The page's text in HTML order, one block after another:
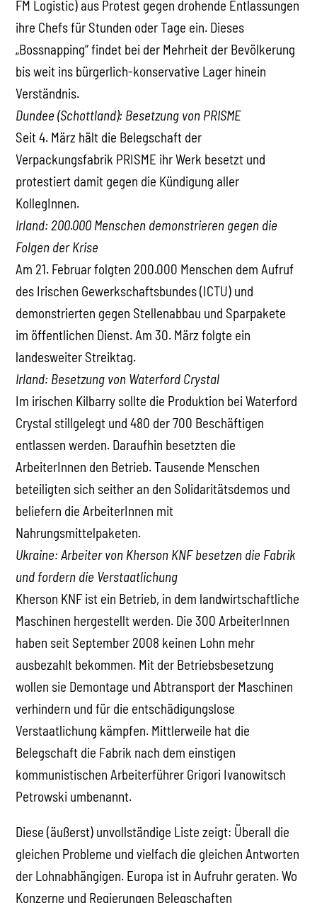
FM Logistic) aus Protest gegen drohende Entlassungen
ihre Chefs für Stunden oder Tage ein. Dieses
„Bossnapping“ findet bei der Mehrheit der Bevölkerung
bis weit ins bürgerlich-konservative Lager hinein
Verständnis.
Dundee (Schottland): Besetzung von PRISME
Seit 4. März hält die Belegschaft der
Verpackungsfabrik PRISME ihr Werk besetzt und
protestiert damit gegen die Kündigung aller
KollegInnen.
Irland: 200.000 Menschen demonstrieren gegen die
Folgen der Krise
Am 21. Februar folgten 200.000 Menschen dem Aufruf
des Irischen Gewerkschaftsbundes (ICTU) und
demonstrierten gegen Stellenabbau und Sparpakete
im öffentlichen Dienst. Am 30. März folgte ein
landesweiter Streiktag.
Irland: Besetzung von Waterford Crystal
Im irischen Kilbarry sollte die Produktion bei Waterford
Crystal stillgelegt und 480 der 700 Beschäftigen
entlassen werden. Daraufhin besetzten die
ArbeiterInnen den Betrieb. Tausende Menschen
beteiligten sich seither an den Solidaritätsdemos und
beliefern die ArbeiterInnen mit
Nahrungsmittelpaketen.
Ukraine: Arbeiter von Kherson KNF besetzen die Fabrik
und fordern die Verstaatlichung
Kherson KNF ist ein Betrieb, in dem landwirtschaftliche
Maschinen hergestellt werden. Die 300 ArbeiterInnen
haben seit September 2008 keinen Lohn mehr
ausbezahlt bekommen. Mit der Betriebsbesetzung
wollen sie Demontage und Abtransport der Maschinen
verhindern und für die entschädigungslose
Verstaatlichung kämpfen. Mittlerweile hat die
Belegschaft die Fabrik nach dem einstigen
kommunistischen Arbeiterführer Grigori Ivanowitsch
Petrowski umbenannt.
Diese (äußerst) unvollständige Liste zeigt: Überall die
gleichen Probleme und vielfach die gleichen Antworten
der Lohnabhängigen. Europa ist in Aufruhr geraten. Wo
Konzerne und Regierungen Belegschaften